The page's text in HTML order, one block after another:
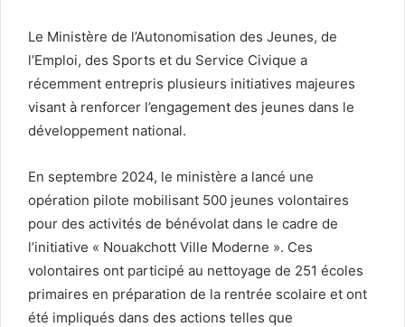
Le Ministère de l’Autonomisation des Jeunes, de
l’Emploi, des Sports et du Service Civique a
récemment entrepris plusieurs initiatives majeures
visant à renforcer l’engagement des jeunes dans le
développement national.
En septembre 2024, le ministère a lancé une
opération pilote mobilisant 500 jeunes volontaires
pour des activités de bénévolat dans le cadre de
l’initiative « Nouakchott Ville Moderne ». Ces
volontaires ont participé au nettoyage de 251 écoles
primaires en préparation de la rentrée scolaire et ont
été impliqués dans des actions telles que